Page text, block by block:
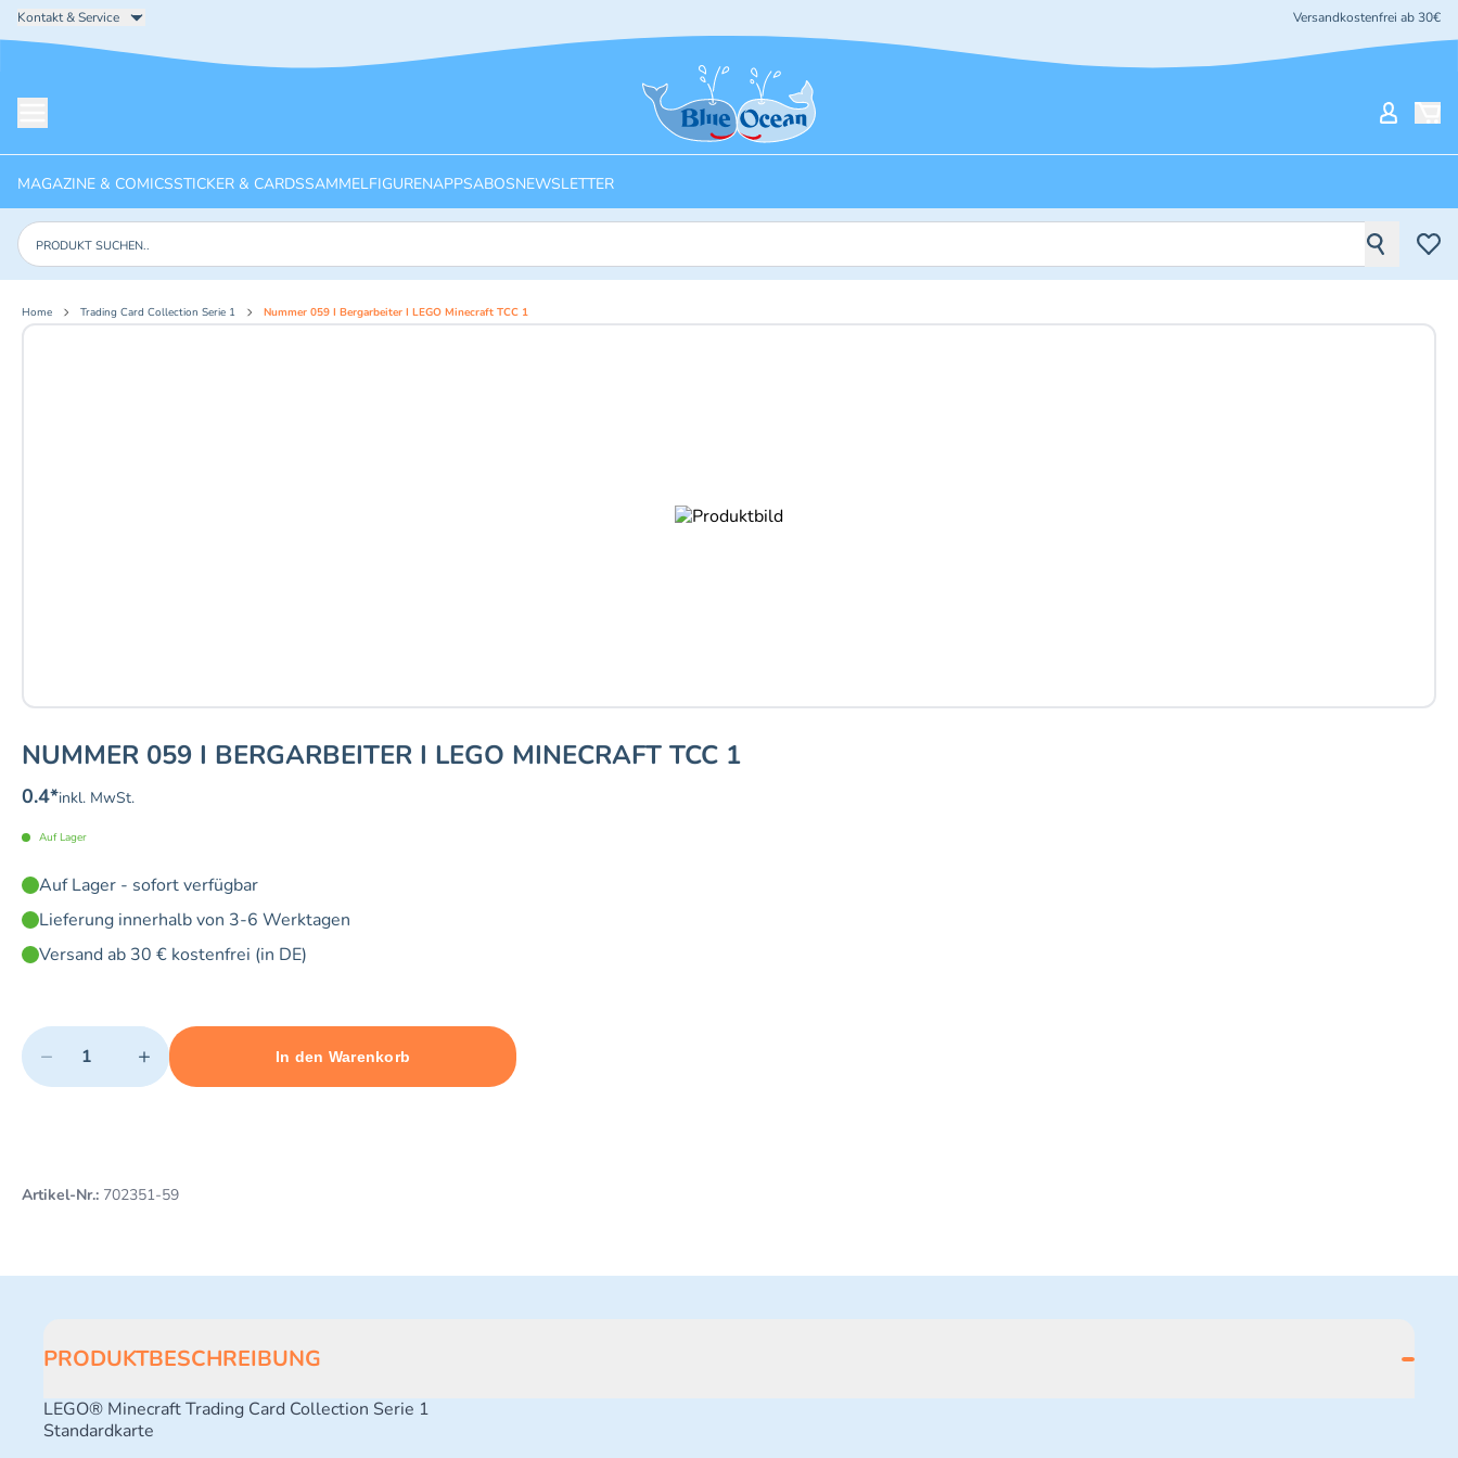
Kontakt & Service Versandkostenfrei ab 30€
Startseite
MAGAZINE & COMICSSTICKER & CARDSSAMMELFIGURENAPPSABOSNEWSLETTER
Produkte suchen
Home Trading Card Collection Serie 1 Nummer 059 I Bergarbeiter I LEGO Minecraft TCC 1
NUMMER 059 I BERGARBEITER I LEGO MINECRAFT TCC 1
0.4*inkl. MwSt.
Auf Lager
Auf Lager - sofort verfügbar
Lieferung innerhalb von 3-6 Werktagen
Versand ab 30 € kostenfrei (in DE)
Quantity
− +
Minimum quantity: 1 Maximum quantity: 3
In den Warenkorb
Add 1 item to cart
Artikel-Nr.: 702351-59
PRODUKTBESCHREIBUNG
LEGO® Minecraft Trading Card Collection Serie 1
Standardkarte